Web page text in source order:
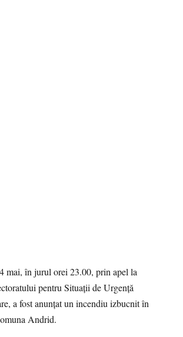
mai, în jurul orei 23.00, prin apel la
pentru Situații de Urgență
a fost anunțat un incendiu izbucnit în
Andrid.